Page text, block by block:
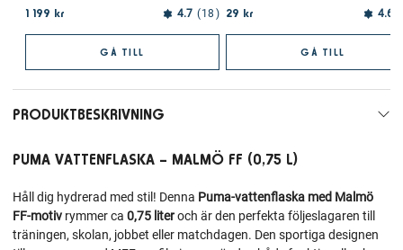
1 199 kr
4.7 18
GÅ TILL
29 kr
4.6
GÅ TILL
PRODUKTBESKRIVNING
PUMA VATTENFLASKA – MALMÖ FF (0,75 L)
Håll dig hydrerad med stil! Denna Puma‑vattenflaska med Malmö
FF‑motiv rymmer ca 0,75 literoch är den perfekta följeslagaren till
träningen, skolan, jobbet eller matchdagen. Den sportiga designen